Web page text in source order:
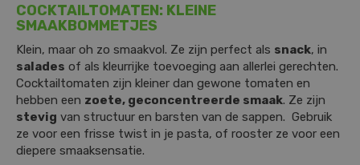
COCKTAILTOMATEN: KLEINE
SMAAKBOMMETJES
Klein, maar oh zo smaakvol. Ze zijn perfect als snack, in
salades of als kleurrijke toevoeging aan allerlei gerechten.
Cocktailtomaten zijn kleiner dan gewone tomaten en
hebben een zoete, geconcentreerde smaak. Ze zijn
stevig van structuur en barsten van de sappen. Gebruik
ze voor een frisse twist in je pasta, of rooster ze voor een
diepere smaaksensatie.